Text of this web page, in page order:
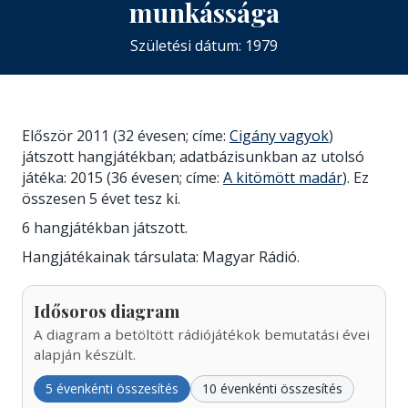
munkássága
Születési dátum: 1979
Először 2011 (32 évesen; címe: Cigány vagyok)
játszott hangjátékban; adatbázisunkban az utolsó
játéka: 2015 (36 évesen; címe: A kitömött madár). Ez
összesen 5 évet tesz ki.
6 hangjátékban játszott.
Hangjátékainak társulata: Magyar Rádió.
Idősoros diagram
A diagram a betöltött rádiójátékok bemutatási évei
alapján készült.
5 évenkénti összesítés 10 évenkénti összesítés